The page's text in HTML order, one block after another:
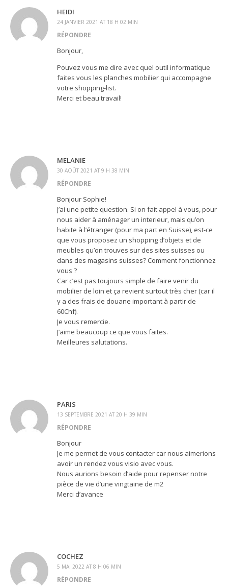
HEIDI
24 JANVIER 2021 AT 18 H 02 MIN
RÉPONDRE
Bonjour,
Pouvez vous me dire avec quel outil informatique
faites vous les planches mobilier qui accompagne
votre shopping-list.
Merci et beau travail!
MELANIE
30 AOÛT 2021 AT 9 H 38 MIN
RÉPONDRE
Bonjour Sophie!
J’ai une petite question. Si on fait appel à vous, pour
nous aider à aménager un interieur, mais qu’on
habite à l’étranger (pour ma part en Suisse), est-ce
que vous proposez un shopping d’objets et de
meubles qu’on trouves sur des sites suisses ou
dans des magasins suisses? Comment fonctionnez
vous ?
Car c’est pas toujours simple de faire venir du
mobilier de loin et ça revient surtout très cher (car il
y a des frais de douane important à partir de
60Chf).
Je vous remercie.
J’aime beaucoup ce que vous faites.
Meilleures salutations.
PARIS
13 SEPTEMBRE 2021 AT 20 H 39 MIN
RÉPONDRE
Bonjour
Je me permet de vous contacter car nous aimerions
avoir un rendez vous visio avec vous.
Nous aurions besoin d’aide pour repenser notre
pièce de vie d’une vingtaine de m2
Merci d’avance
COCHEZ
5 MAI 2022 AT 8 H 06 MIN
RÉPONDRE